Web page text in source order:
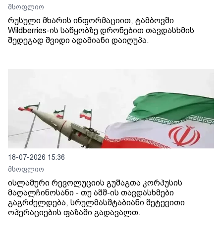
მსოფლიო
რუსული მხარის ინფორმაციით, ტამბოვში
Wildberries-ის საწყობზე დრონებით თავდასხმის
შედეგად შვიდი ადამიანი დაიღუპა.
18-07-2026 15:36
მსოფლიო
ისლამური რევოლუციის გუშაგთა კორპუსის
მაღალჩინოსანი - თუ აშშ-ის თავდასხმები
გაგრძელდება, სრულმასშტაბიანი შეტევითი
ოპერაციების ფაზაში გადავალთ.